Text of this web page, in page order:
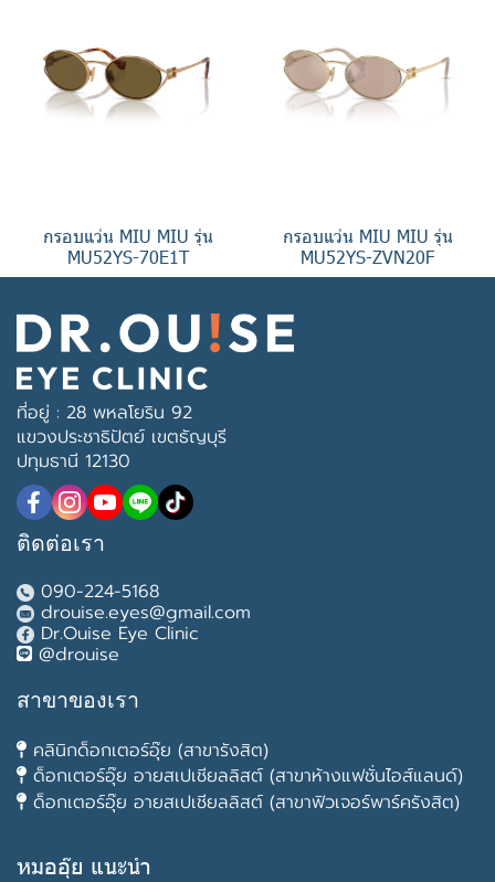
กรอบแว่น MIU MIU รุ่น
MU52YS-70E1T
กรอบแว่น MIU MIU รุ่น
MU52YS-ZVN20F
ที่อยู่ : 28 พหลโยริน 92
แขวงประชาธิปัตย์ เขตธัญบุรี
ปทุมธานี 12130
ติดต่อเรา
090-224-5168
drouise.eyes@gmail.com
Dr.Ouise Eye Clinic
@drouise
สาขาของเรา
คลินิกด็อกเตอร์อุ๊ย (สาขารังสิต)
ด็อกเตอร์อุ๊ย อายสเปเชียลลิสต์ (สาขาห้างแฟชั่นไอส์แลนด์)
ด็อกเตอร์อุ๊ย อายสเปเชียลลิสต์ (สาขาฟิวเจอร์พาร์ครังสิต)
หมออุ๊ย แนะนำ